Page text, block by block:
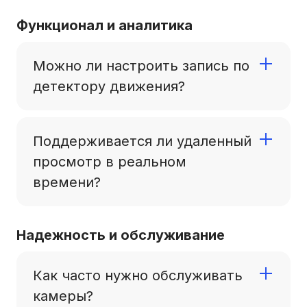
общественном транспорте, должны храниться
Функционал и аналитика
Можно ли настроить запись по
детектору движения?
регистратор работает и происходит движение
в заданной области, то начинается процесс
записи на носитель.
Поддерживается ли удаленный
просмотр в реальном
времени?
NSCAR.online можно просматривать
Надежность и обслуживание
Как часто нужно обслуживать
камеры?